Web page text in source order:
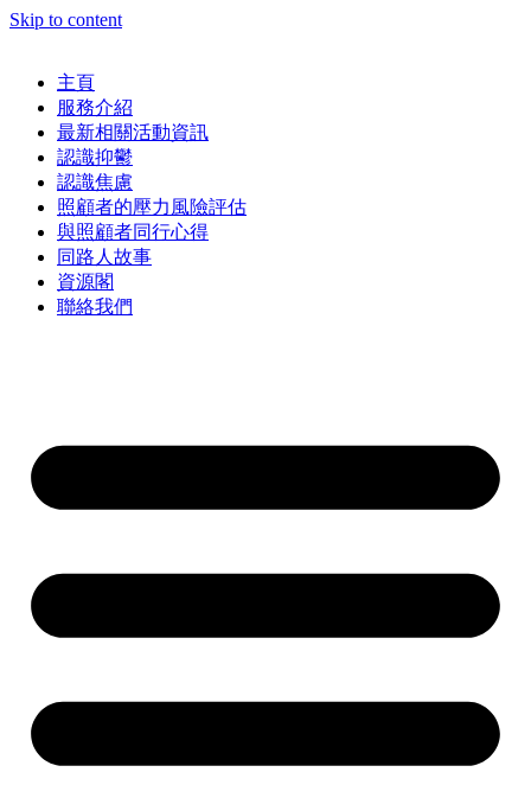
Skip to content
主頁
服務介紹
最新相關活動資訊
認識抑鬱
認識焦慮
照顧者的壓力風險評估
與照顧者同行心得
同路人故事
資源閣
聯絡我們